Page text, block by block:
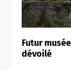
Futur
dévoilé